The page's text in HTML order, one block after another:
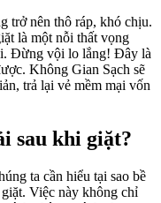
trở nên thô ráp, khó chịu.
là một nỗi thất vọng
Đừng vội lo lắng! Đây là
Không Gian Sạch sẽ
trả lại vẻ mềm mại vốn
sau khi giặt?
ta cần hiểu tại sao bề
Việc này không chỉ